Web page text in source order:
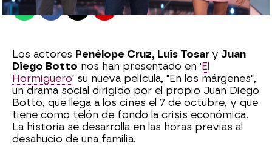
WhatsappFacebook
X Flipboard
Los actores Penélope Cruz, Luis Tosar y Juan
Diego Botto nos han presentado en ' El
Hormiguero' su nueva película, "En los márgenes",
un drama social dirigido por el propio Juan Diego
Botto, que llega a los cines el 7 de octubre, y que
tiene como telón de fondo la crisis económica.
La historia se desarrolla en las horas previas al
desahucio de una familia.